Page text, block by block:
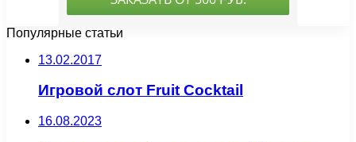
Популярные статьи
13.02.2017
Игровой слот Fruit Cocktail
16.08.2023